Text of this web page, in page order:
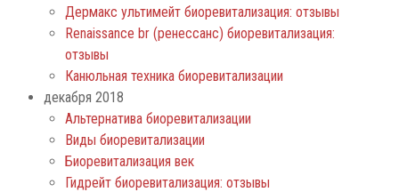
Дермакс ультимейт биоревитализация: отзывы
Renaissance br (ренессанс) биоревитализация:
отзывы
Канюльная техника биоревитализации
декабря 2018
Альтернатива биоревитализации
Виды биоревитализации
Биоревитализация век
Гидрейт биоревитализация: отзывы